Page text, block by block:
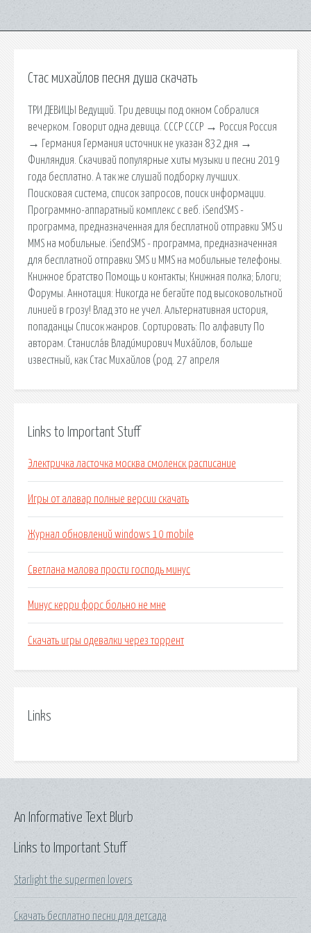
Стас михайлов песня душа скачать
ТРИ ДЕВИЦЫ Ведущий. Три девицы под окном Собралися
вечерком. Говорит одна девица. СССР СССР → Россия Россия
→ Германия Германия источник не указан 832 дня →
Финляндия. Скачивай популярные хиты музыки и песни 2019
года бесплатно. А так же слушай подборку лучших.
Поисковая сиcтема, список запросов, поиск информации.
Программно-аппаратный комплекс с веб. iSendSMS -
программа, предназначенная для бесплатной отправки SMS и
MMS на мобильные. iSendSMS - программа, предназначенная
для бесплатной отправки SMS и MMS на мобильные телефоны.
Книжное братство Помощь и контакты; Книжная полка; Блоги;
Форумы. Аннотация: Никогда не бегайте под высоковольтной
линией в грозу! Влад это не учел. Альтернативная история,
попаданцы Список жанров. Сортировать: По алфавиту По
авторам. Станисла́в Влади́мирович Миха́йлов, больше
известный, как Стас Михайлов (род. 27 апреля
Links to Important Stuff
Электричка ласточка москва смоленск расписание
Игры от алавар полные версии скачать
Журнал обновлений windows 10 mobile
Светлана малова прости господь минус
Минус керри форс больно не мне
Скачать игры одевалки через торрент
Links
Links to Important Stuff
Starlight the supermen lovers
Скачать бесплатно песни для детсада
An Informative Text Blurb